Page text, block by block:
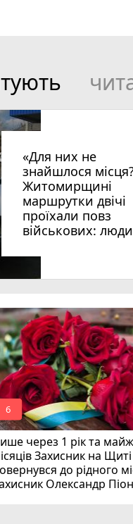
«Для них не
знайшлося
Житомирщині
маршрутки двічі
проїхали повз
військових: люди
вимагають
винних
через 1 рік та
Захисник на Щиті
до рідного
Олександр
6